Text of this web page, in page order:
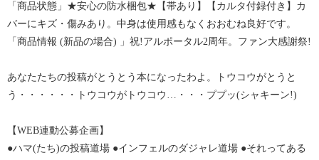
「商品状態」★安心の防水梱包★【帯あり】【カルタ付録付き】カ
バーにキズ・傷みあり。中身は使用感もなくおおむね良好です。
「商品情報 (新品の場合) 」祝!アルポータル2周年。ファン大感謝祭!
あなたたちの投稿がとうとう本になったわよ。トウコウがとうと
う・・・・・・トウコウがトウコウ…・・・ププッ(シャキーン!)
【WEB連動公募企画】
●ハマ(たち)の投稿道場 ●インフェルのダジャレ道場 ●それってある